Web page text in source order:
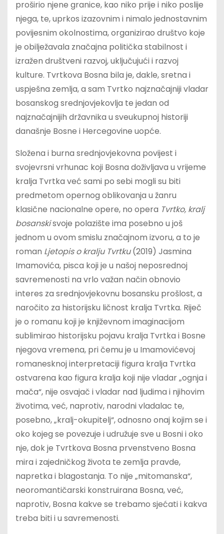
proširio njene granice, kao niko prije i niko poslije
njega, te, uprkos izazovnim i nimalo jednostavnim
povijesnim okolnostima, organizirao društvo koje
je obilježavala značajna politička stabilnost i
izražen društveni razvoj, uključujući i razvoj
kulture. Tvrtkova Bosna bila je, dakle, sretna i
uspješna zemlja, a sam Tvrtko najznačajniji vladar
bosanskog srednjovjekovlja te jedan od
najznačajnijih državnika u sveukupnoj historiji
današnje Bosne i Hercegovine uopće.
Složena i burna srednjovjekovna povijest i
svojevrsni vrhunac koji Bosna doživljava u vrijeme
kralja Tvrtka već sami po sebi mogli su biti
predmetom opernog oblikovanja u žanru
klasične nacionalne opere, no opera Tvrtko, kralj
bosanskisvoje polazište ima posebno u još
jednom u ovom smislu značajnom izvoru, a to je
roman Ljetopis o kralju Tvrtku(2019) Jasmina
Imamovića, pisca koji je u našoj neposrednoj
savremenosti na vrlo važan način obnovio
interes za srednjovjekovnu bosansku prošlost, a
naročito za historijsku ličnost kralja Tvrtka. Riječ
je o romanu koji je književnom imaginacijom
sublimirao historijsku pojavu kralja Tvrtka i Bosne
njegova vremena, pri čemu je u Imamovićevoj
romanesknoj interpretaciji figura kralja Tvrtka
ostvarena kao figura kralja koji nije vladar „ognja i
mača“, nije osvajač i vladar nad ljudima i njihovim
životima, već, naprotiv, narodni vladalac te,
posebno, „kralj-okupitelj“, odnosno onaj kojim se i
oko kojeg se povezuje i udružuje sve u Bosni i oko
nje, dok je Tvrtkova Bosna prvenstveno Bosna
mira i zajedničkog života te zemlja pravde,
napretka i blagostanja. To nije „mitomanska“,
neoromantičarski konstruirana Bosna, već,
naprotiv, Bosna kakve se trebamo sjećati i kakva
treba biti i u savremenosti.